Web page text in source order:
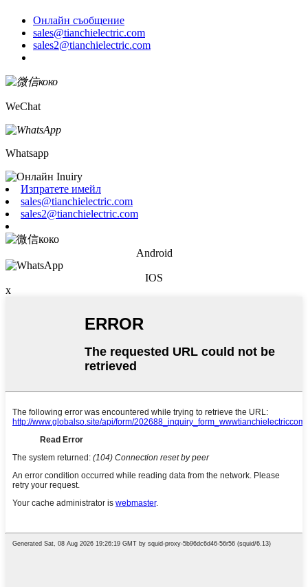
Онлайн съобщение
sales@tianchielectric.com
sales2@tianchielectric.com
WeChat
Whatsapp
Изпратете имейл
sales@tianchielectric.com
sales2@tianchielectric.com
Android
IOS
x